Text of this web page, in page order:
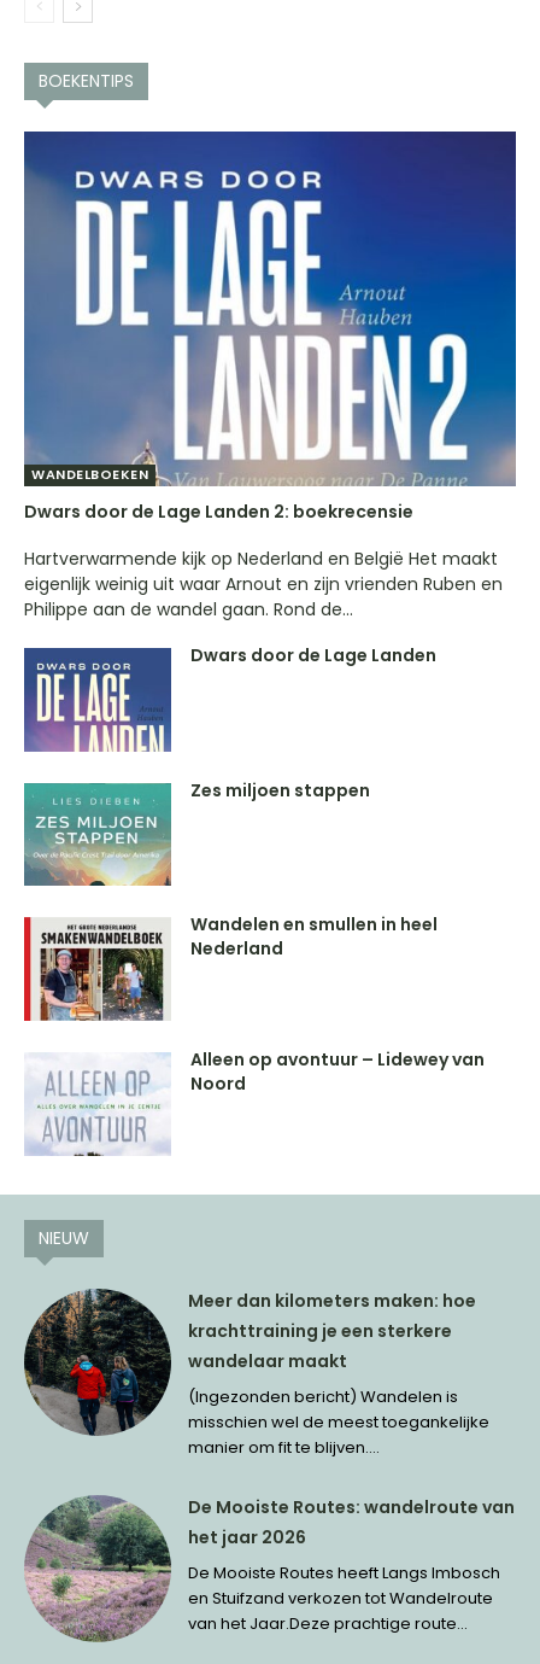
BOEKENTIPS
WANDELBOEKEN
Dwars door de Lage Landen 2: boekrecensie
Hartverwarmende kijk op Nederland en België Het maakt
eigenlijk weinig uit waar Arnout en zijn vrienden Ruben en
Philippe aan de wandel gaan. Rond de...
Dwars door de Lage Landen
Zes miljoen stappen
Wandelen en smullen in heel
Nederland
Alleen op avontuur – Lidewey van
Noord
NIEUW
Meer dan kilometers maken: hoe
krachttraining je een sterkere
wandelaar maakt
(Ingezonden bericht) Wandelen is
misschien wel de meest toegankelijke
manier om fit te blijven....
De Mooiste Routes: wandelroute van
het jaar 2026
De Mooiste Routes heeft Langs Imbosch
en Stuifzand verkozen tot Wandelroute
van het Jaar.Deze prachtige route...